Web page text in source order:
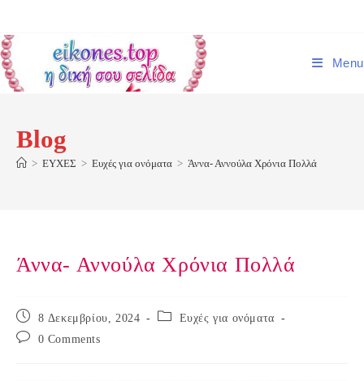
content
Menu
Blog
> ΕΥΧΕΣ > Ευχές για ονόματα > Άννα- Αννούλα Χρόνια Πολλά
Άννα- Αννούλα Χρόνια Πολλά
Post
published:
8 Δεκεμβρίου, 2024
Post
Ευχές για ονόματα
Post
0 Comments